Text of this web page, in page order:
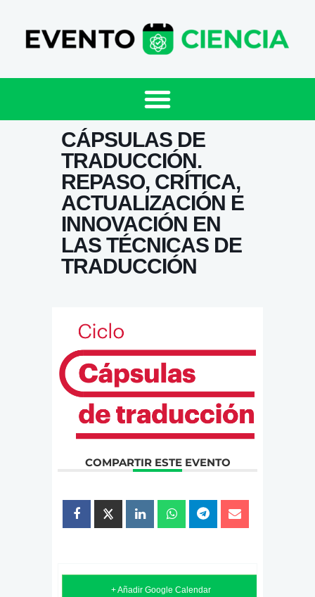
CÁPSULAS DE
TRADUCCIÓN.
REPASO, CRÍTICA,
ACTUALIZACIÓN E
INNOVACIÓN EN
LAS TÉCNICAS DE
TRADUCCIÓN
COMPARTIR ESTE EVENTO
+ Añadir Google Calendar